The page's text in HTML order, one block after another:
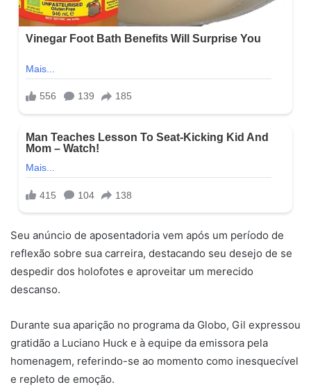
Seu anúncio de aposentadoria vem após um período de
reflexão sobre sua carreira, destacando seu desejo de se
despedir dos holofotes e aproveitar um merecido
descanso.
Durante sua aparição no programa da Globo, Gil expressou
gratidão a Luciano Huck e à equipe da emissora pela
homenagem, referindo-se ao momento como inesquecível
e repleto de emoção.